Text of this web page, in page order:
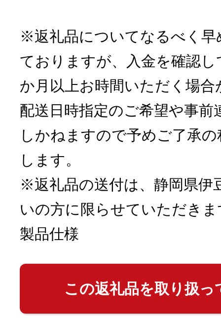
※返礼品についてなるべく早
ておりますが、入金を確認
か月以上お時間いただく場
配送日時指定のご希望や事前
しかねますので予めご了承
します。
※返礼品の送付は、静岡県伊
いの方に限らせていただきま
製品仕様
この返礼品を取り扱っ